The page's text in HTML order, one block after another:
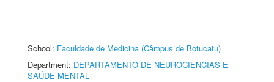
School: Faculdade de Medicina (Câmpus de Botucatu)
Department: DEPARTAMENTO DE NEUROCIÊNCIAS E
SAÚDE MENTAL